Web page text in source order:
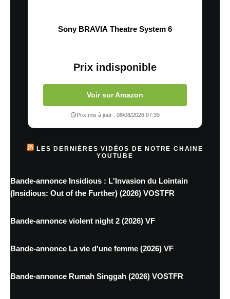
Sony BRAVIA Theatre System 6
Prix indisponible
Voir sur Amazon
Prix mis à jour : 08/08/2026 07:39
LES DERNIÈRES VIDÉOS DE NOTRE CHAINE
YOUTUBE
Bande-annonce Insidious : L'Invasion du Lointain
(Insidious: Out of the Further) (2026) VOSTFR
Bande-annonce violent night 2 (2026) VF
Bande-annonce La vie d'une femme (2026) VF
Bande-annonce Rumah Singgah (2026) VOSTFR